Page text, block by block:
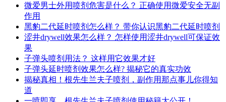
微爱男士外用喷剂危害是什么？ 正确使用微爱安全无副
作用
黑豹二代延时喷剂怎么样？ 带你认识黑豹二代延时喷剂
涩井drywell效果怎么样？ 怎样使用涩井drywell可保证效
果
子弹头喷剂用法？ 这样用它效果才好
子弹头延时喷剂效果怎么样? 揭秘它的真实功效
揭秘真相！根先生兰夫子喷剂，副作用那点事儿你得知
道